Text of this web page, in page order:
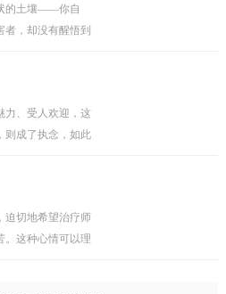
的土壤——你自
者，却没有醒悟到
些人或事，认为
力、受人欢迎，这
则成了执念，如此
，当成纯真的追
迫切地希望治疗师
。这种心情可以理